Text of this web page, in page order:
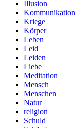
Illusion
Kommunikation
Kriege
Körper
Leben
Leid
Leiden
Liebe
Meditation
Mensch
Menschen
Natur
religion
Schuld